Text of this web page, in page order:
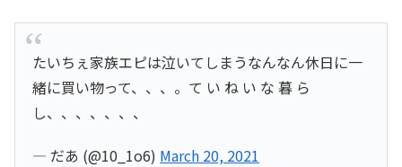
たいちぇ家族エピは泣いてしまうなんなん休日に一
緒に買い物って、、、。て い ね い な 暮 ら
し、、、、、、、
— だあ (@10_1o6) March 20, 2021